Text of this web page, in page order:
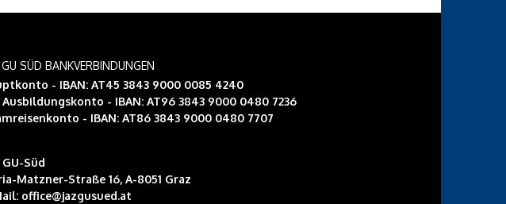
GU SÜD BANKVERBINDUNGEN
- IBAN: AT45 3843 9000 0085 4240
Ausbildungskonto - IBAN: AT96 3843 9000 0480 7236
- IBAN: AT86 3843 9000 0480 7707
GU-Süd
Matzner-Straße 16, A-8051 Graz
office@jazgusued.at